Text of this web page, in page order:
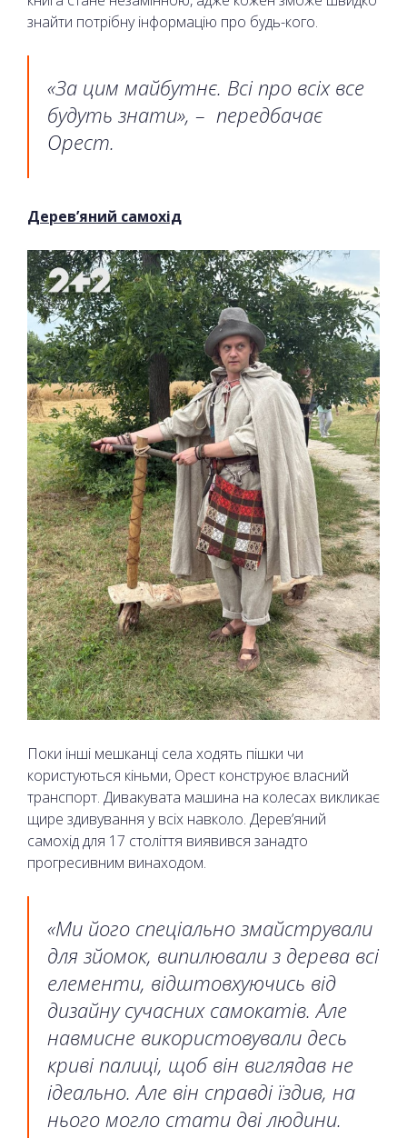
знайти потрібну інформацію про будь-кого.
«За цим майбутнє. Всі про всіх все
будуть знати», – передбачає
Орест.
Дерев’яний самохід
Поки інші мешканці села ходять пішки чи
користуються кіньми, Орест конструює власний
транспорт. Дивакувата машина на колесах викликає
щире здивування у всіх навколо. Дерев’яний
самохід для 17 століття виявився занадто
прогресивним винаходом.
«Ми його спеціально змайстрували
для зйомок, випилювали з дерева всі
елементи, відштовхуючись від
дизайну сучасних самокатів. Але
навмисне використовували десь
криві палиці, щоб він виглядав не
ідеально. Але він справді їздив, на
нього могло стати дві людини.